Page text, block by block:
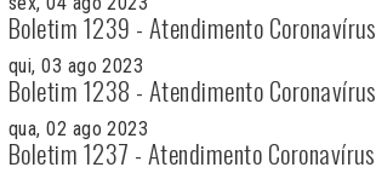
Boletim 1239 - Atendimento Coronavírus
qui, 03 ago 2023
Boletim 1238 - Atendimento Coronavírus
qua, 02 ago 2023
Boletim 1237 - Atendimento Coronavírus